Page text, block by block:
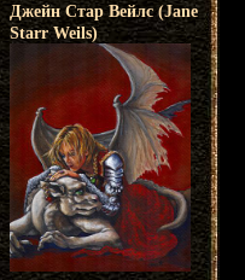
Джейн Стар Вейлс (Jane
Starr Weils)